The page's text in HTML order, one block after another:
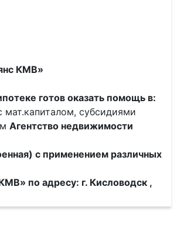
КМВ»
готов оказать помощь в:
мат.капиталом, субсидиями
Агентство недвижимости
с применением различных
по адресу: г. Кисловодск ,